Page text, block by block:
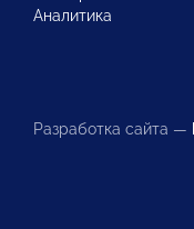
Аналитика
Разработка сайта —